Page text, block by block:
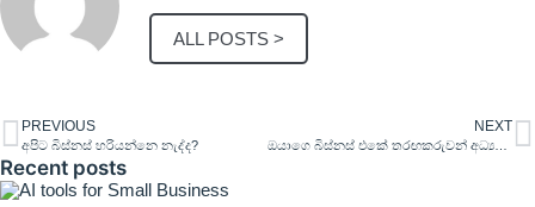
ALL POSTS >
PREVIOUS
අපිට බිස්නස් හරියන්නෙ නැද්ද?
NEXT
ඔයාගෙ බිස්නස් එකේ තරඟකරුවන් අධ්‍යනය කරන්නේ කෙසේද?
Recent posts